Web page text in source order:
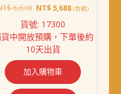
6,618 原
價
格：
NT$ 6,618。
NT$ 5,688目
格：
(含稅)
貨號: 17300
中開放預購，下單後約
10天出貨
加入購物車